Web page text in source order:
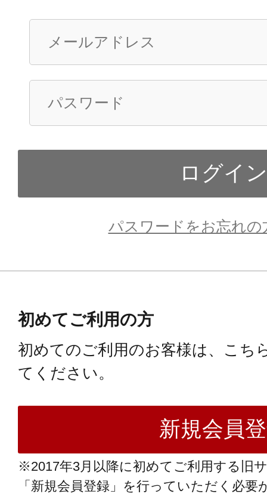
パスワードをお忘れの
初めてご利用の方
初めてのご利用のお客様は、こち
てください。
※2017年3月以降に初めてご利用する旧
「新規会員登録」を行っていただく必要